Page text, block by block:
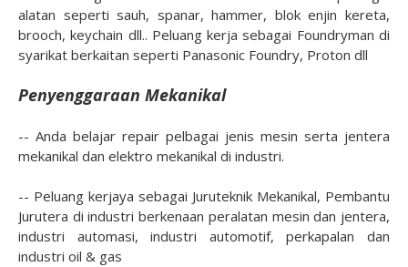
alatan seperti sauh, spanar, hammer, blok enjin kereta,
brooch, keychain dll.. Peluang kerja sebagai Foundryman di
syarikat berkaitan seperti Panasonic Foundry, Proton dll
Penyenggaraan Mekanikal
-- Anda belajar repair pelbagai jenis mesin serta jentera
mekanikal dan elektro mekanikal di industri.
-- Peluang kerjaya sebagai Juruteknik Mekanikal, Pembantu
Jurutera di industri berkenaan peralatan mesin dan jentera,
industri automasi, industri automotif, perkapalan dan
industri oil & gas